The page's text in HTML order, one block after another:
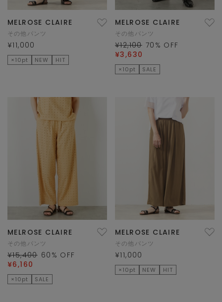
MELROSE CLAIRE
その他パンツ
¥11,000
×10pt NEW HIT
MELROSE CLAIRE
その他パンツ
¥12,100 70 % OFF
¥3,630
×10pt SALE
MELROSE CLAIRE
その他パンツ
¥15,400 60 % OFF
¥6,160
×10pt SALE
MELROSE CLAIRE
その他パンツ
¥11,000
×10pt NEW HIT